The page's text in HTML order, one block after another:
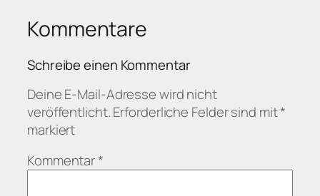
Kommentare
Schreibe einen Kommentar
Deine E-Mail-Adresse wird nicht
veröffentlicht.Erforderliche Felder sind mit*
markiert
Kommentar*